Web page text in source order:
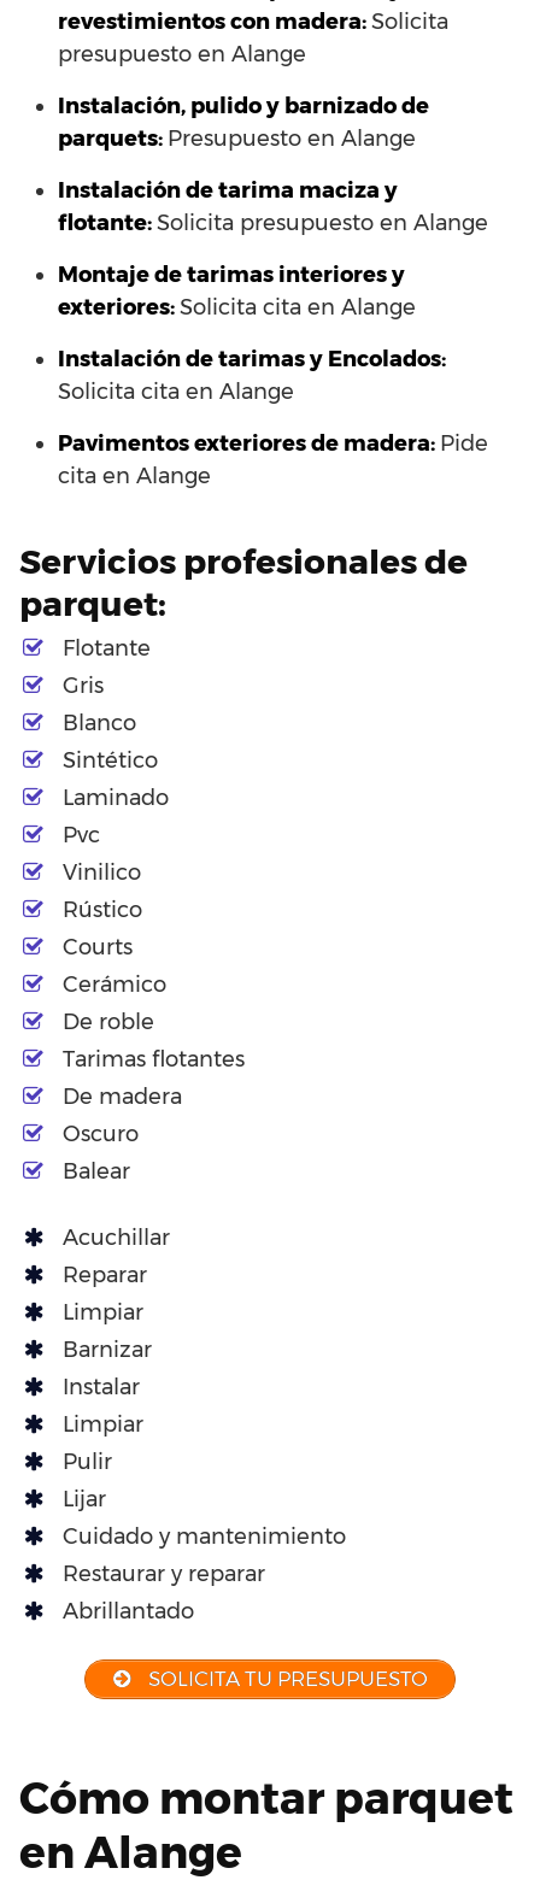
revestimientos con madera:Solicita
presupuesto en Alange
Instalación, pulido y barnizado de
parquets: Presupuesto en Alange
Instalación de tarima maciza y
flotante:Solicita presupuesto en Alange
Montaje de tarimas interiores y
exteriores:Solicita cita en Alange
Instalación de tarimas y Encolados:
Solicita cita en Alange
Pavimentos exteriores de madera: Pide
cita en Alange
Servicios profesionales de
parquet:
Flotante
Gris
Blanco
Sintético
Laminado
Pvc
Vinilico
Rústico
Courts
Cerámico
De roble
Tarimas flotantes
De madera
Oscuro
Balear
Acuchillar
Reparar
Limpiar
Barnizar
Instalar
Limpiar
Pulir
Lijar
Cuidado y mantenimiento
Restaurar y reparar
Abrillantado
SOLICITA TU PRESUPUESTO
Cómo montar parquet
en Alange